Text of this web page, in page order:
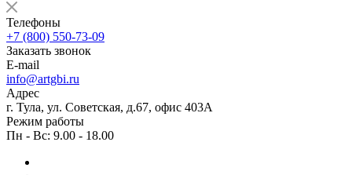
Телефоны
+7 (800) 550-73-09
Заказать звонок
E-mail
info@artgbi.ru
Адрес
г. Тула, ул. Советская, д.67, офис 403А
Режим работы
Пн - Вс: 9.00 - 18.00